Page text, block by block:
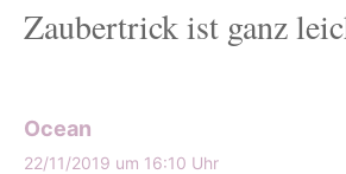
Zaubertrick ist ganz
Ocean
22/11/2019 um 16:10 Uhr